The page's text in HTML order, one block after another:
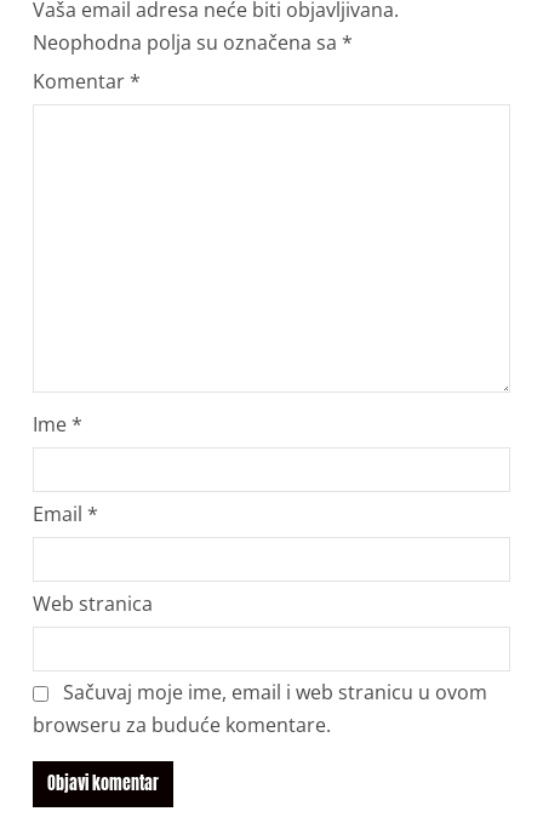
Vaša email adresa neće biti objavljivana.
Neophodna polja su označena sa *
Komentar*
Ime*
Email *
Web stranica
Sačuvaj moje ime, email i web stranicu u ovom
browseru za buduće komentare.